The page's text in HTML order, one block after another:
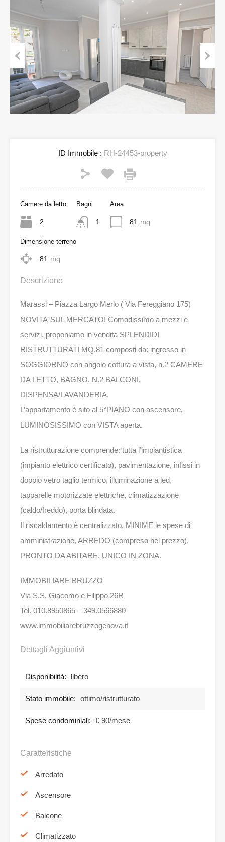
Previous Next
ID Immobile : RH-24453-property
Camere da letto
2
Bagni
1
Area
81 mq
Dimensione terreno
81 mq
Descrizione
Marassi – Piazza Largo Merlo ( Via Fereggiano 175)
NOVITA’ SUL MERCATO! Comodissimo a mezzi e
servizi, proponiamo in vendita SPLENDIDI
RISTRUTTURATI MQ.81 composti da: ingresso in
SOGGIORNO con angolo cottura a vista, n.2 CAMERE
DA LETTO, BAGNO, N.2 BALCONI,
DISPENSA/LAVANDERIA.
L’appartamento è sito al 5°PIANO con ascensore,
LUMINOSISSIMO con VISTA aperta.
La ristrutturazione comprende: tutta l’impiantistica
(impianto elettrico certificato), pavimentazione, infissi in
doppio vetro taglio termico, illuminazione a led,
tapparelle motorizzate elettriche, climatizzazione
(caldo/freddo), porta blindata.
Il riscaldamento è centralizzato, MINIME le spese di
amministrazione, ARREDO (compreso nel prezzo),
PRONTO DA ABITARE, UNICO IN ZONA.
IMMOBILIARE BRUZZO
Via S.S. Giacomo e Filippo 26R
Tel. 010.8950865 – 349.0566880
www.immobiliarebruzzogenova.it
Dettagli Aggiuntivi
Disponibilità: libero
Stato immobile: ottimo/ristrutturato
Spese condominiali: € 90/mese
Caratteristiche
Arredato
Ascensore
Balcone
Climatizzato